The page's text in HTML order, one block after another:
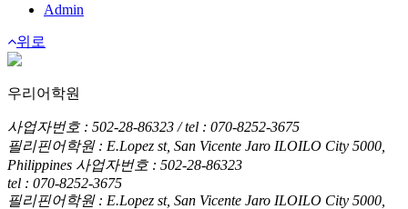
Admin
위로
우리어학원
사업자번호 : 502-28-86323 / tel : 070-8252-3675
필리핀어학원 : E.Lopez st, San Vicente Jaro ILOILO City 5000,
Philippines 사업자번호 : 502-28-86323
tel : 070-8252-3675
필리핀어학원 : E.Lopez st, San Vicente Jaro ILOILO City 5000,